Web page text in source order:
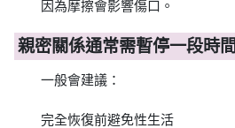
因為摩擦會影響傷口。
親密關係通常需暫停一段時間
一般會建議：
完全恢復前避免性生活